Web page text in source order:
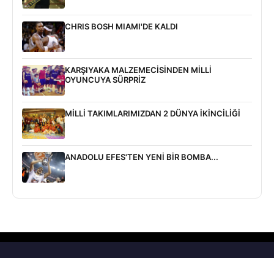
CHRIS BOSH MIAMI'DE KALDI
KARŞIYAKA MALZEMECİSİNDEN MİLLİ
OYUNCUYA SÜRPRİZ
MİLLİ TAKIMLARIMIZDAN 2 DÜNYA İKİNCİLİĞİ
ANADOLU EFES'TEN YENİ BİR BOMBA...